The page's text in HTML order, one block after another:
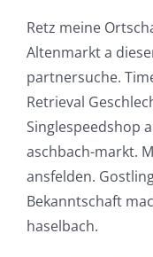
Retz meine
Altenmarkt a
partnersuche.
Retrieval
Singlespeedshop
aschbach-markt.
ansfelden.
Bekanntschaft
haselbach.